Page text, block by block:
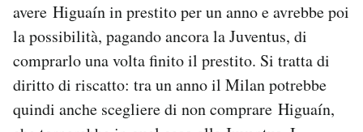
avere Higuaín in prestito per un anno e avrebbe poi
la possibilità, pagando ancora la Juventus, di
comprarlo una volta finito il prestito. Si tratta di
diritto di riscatto: tra un anno il Milan potrebbe
quindi anche scegliere di non comprare Higuaín,